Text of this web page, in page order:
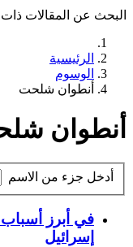
البحث عن المقالات
الرئيسية
الوسوم
أنطوان شلحت
أنطوان
أدخل جزء من الاسم
في أبرز أسباب
إسرائيل